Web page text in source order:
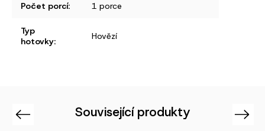
Počet porcí: 1 porce
Typ
hotovky: Hovězí
Související produkty
Previous Next